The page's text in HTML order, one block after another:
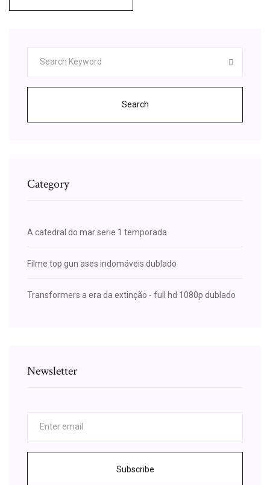
Search
Category
A catedral do mar serie 1 temporada
Filme top gun ases indomáveis dublado
Transformers a era da extinção - full hd 1080p dublado
Newsletter
Subscribe